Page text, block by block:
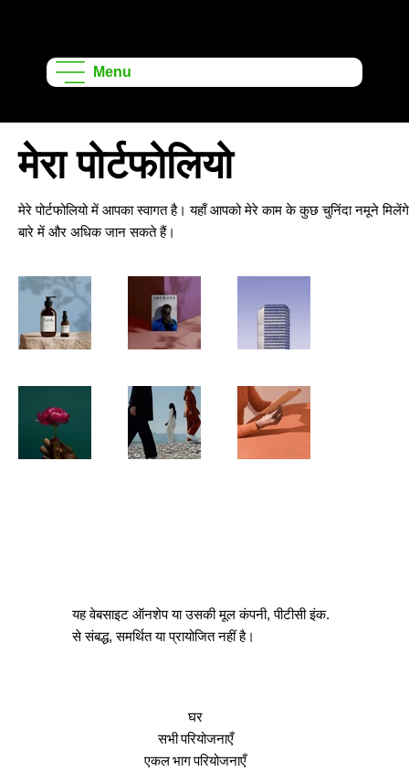
प्रोजेक्ट्स
Menu
मेरा पोर्टफोलियो
मेरे पोर्टफोलियो में आपका स्वागत है। यहाँ आपको मेरे काम के कुछ चुनिंदा नमूने
बारे में और अधिक जान सकते हैं।
घर
सभी परियोजनाएँ
एकल भाग परियोजनाएँ
यह वेबसाइट ऑनशेप या उसकी मूल कंपनी, पीटीसी इंक.
से संबद्ध, समर्थित या प्रायोजित नहीं है।